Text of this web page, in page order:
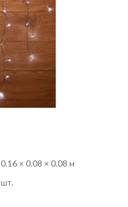
0.16 × 0.08 × 0.08 м
шт.